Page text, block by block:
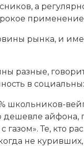
а
рынка, и
разные,
в социальных
школьников-
айфона,
Те, кто
не